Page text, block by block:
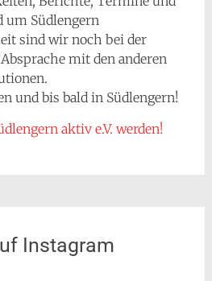
Südlengern
sind wir noch bei der
mit den anderen
und bis bald in Südlengern!
aktiv e.V. werden!
Instagram